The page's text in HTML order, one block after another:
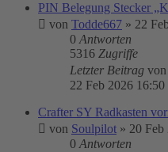
PIN Belegung Stecker
von Todde667 » 22
0 Antworten
5316 Zugriffe
Letzter Beitrag von
22 Feb 2026 16:50
Crafter SY Radkasten
von Soulpilot » 20 Feb
0 Antworten